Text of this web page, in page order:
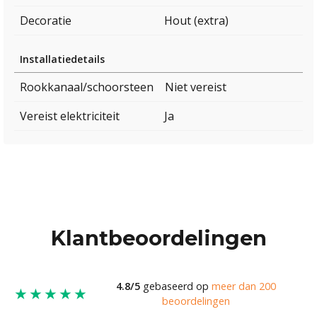
Decoratie
Hout (extra)
Installatiedetails
Rookkanaal/schoorsteen
Niet vereist
Vereist elektriciteit
Ja
Klantbeoordelingen
★★★★★ 4.8/5gebaseerd op meer dan 200
beoordelingen